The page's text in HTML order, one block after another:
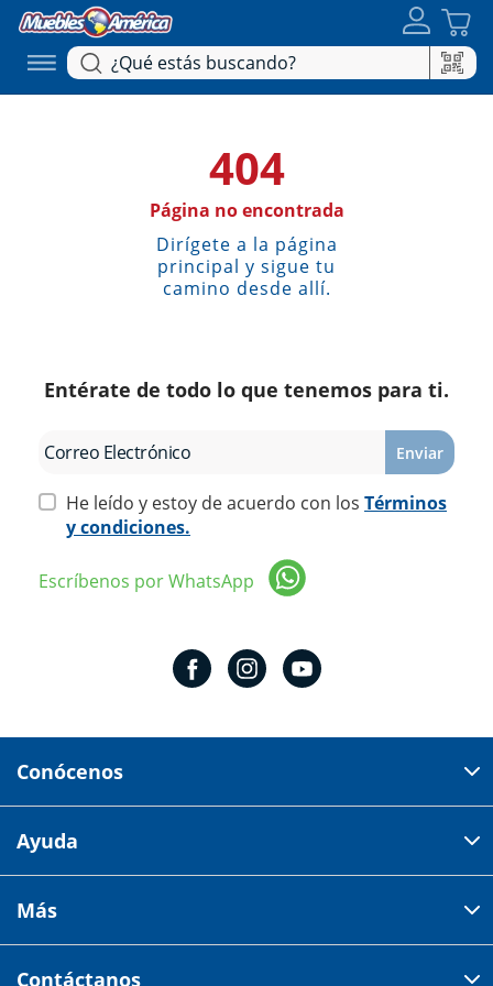
404
Página no encontrada
Dirígete a la página
principal y sigue tu
camino desde allí.
Entérate de todo lo que tenemos para ti.
Enviar
He leído y estoy de acuerdo con los Términos
y condiciones.
Escríbenos por WhatsApp
Conócenos
Av 18 de marzo # 309. Colonia la Nogalera.
Tiendas
Ayuda
Centro de ayuda
Más
Contáctanos